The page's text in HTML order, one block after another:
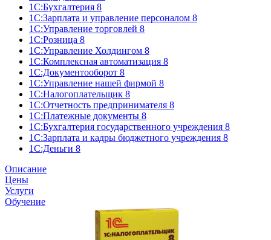
1С:Бухгалтерия 8
1С:Зарплата и управление персоналом 8
1С:Управление торговлей 8
1С:Розница 8
1С:Управление Холдингом 8
1С:Комплексная автоматизация 8
1С:Документооборот 8
1С:Управление нашей фирмой 8
1С:Налогоплательщик 8
1С:Отчетность предпринимателя 8
1С:Платежные документы 8
1С:Бухгалтерия государственного учреждения 8
1С:Зарплата и кадры бюджетного учреждения 8
1C:Деньги 8
Описание
Цены
Услуги
Обучение